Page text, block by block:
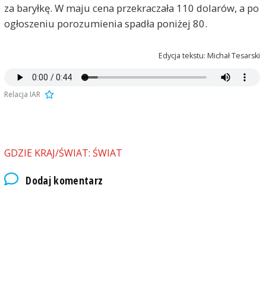
za baryłkę. W maju cena przekraczała 110 dolarów, a po
ogłoszeniu porozumienia spadła poniżej 80.
Edycja tekstu: Michał Tesarski
Relacja IAR
GDZIE KRAJ/ŚWIAT: ŚWIAT
Dodaj komentarz